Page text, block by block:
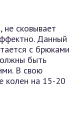
не сковывает
Данный
с брюками
быть
В свою
колен на 15-20